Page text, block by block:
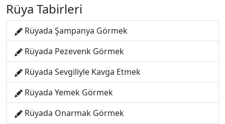
Rüya Tabirleri
Rüyada Şampanya Görmek
Rüyada Pezevenk Görmek
Rüyada Sevgiliyle Kavga Etmek
Rüyada Yemek Görmek
Rüyada Onarmak Görmek